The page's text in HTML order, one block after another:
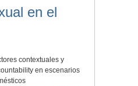
en el
contextuales y
en escenarios